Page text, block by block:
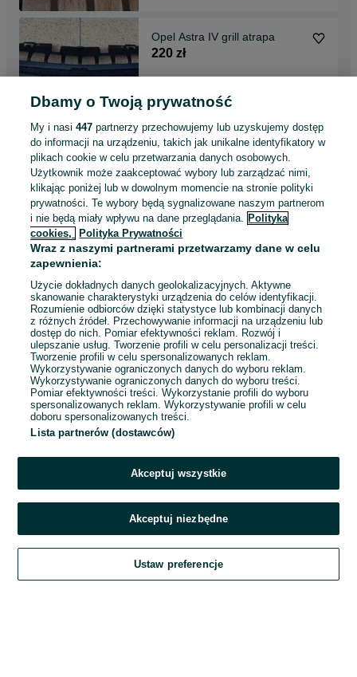
Opel Astra IV grill atrapa
220 zł
Pleszew
Odświeżono dzisiaj o 12:06
HONDA CIVIC UFO 2005 -
błotnik przedni prawy nowy
135 zł
Pleszew
Odświeżono dzisiaj o 12:06
1 2 3 ... 202
Zadzwoń / SMS
Szukaj Obserwujesz Dodaj Czat Konto
Dbamy o Twoją prywatność
My i nasi447 partnerzy przechowujemy lub uzyskujemy dostęp
do informacji na urządzeniu, takich jak unikalne identyfikatory w
plikach cookie w celu przetwarzania danych osobowych.
Użytkownik może zaakceptować wybory lub zarządzać nimi,
klikając poniżej lub w dowolnym momencie na stronie polityki
prywatności. Te wybory będą sygnalizowane naszym partnerom
i nie będą miały wpływu na dane przeglądania. Polityka
cookies,
Polityka Prywatności
Wraz z naszymi partnerami przetwarzamy dane w celu
zapewnienia:
Użycie dokładnych danych geolokalizacyjnych. Aktywne
skanowanie charakterystyki urządzenia do celów identyfikacji.
Rozumienie odbiorców dzięki statystyce lub kombinacji danych
z różnych źródeł. Przechowywanie informacji na urządzeniu lub
dostęp do nich. Pomiar efektywności reklam. Rozwój i
ulepszanie usług. Tworzenie profili w celu personalizacji treści.
Tworzenie profili w celu spersonalizowanych reklam.
Wykorzystywanie ograniczonych danych do wyboru reklam.
Wykorzystywanie ograniczonych danych do wyboru treści.
Pomiar efektywności treści. Wykorzystanie profili do wyboru
spersonalizowanych reklam. Wykorzystywanie profili w celu
doboru spersonalizowanych treści.
Lista partnerów (dostawców)
Akceptuj wszystkie
Akceptuj niezbędne
Ustaw preferencje